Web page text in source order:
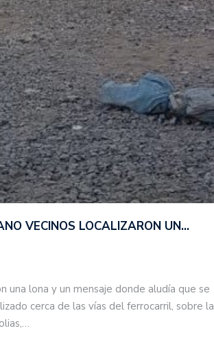
VECINOS LOCALIZARON UN…
una lona y un mensaje donde aludía que se
cerca de las vías del ferrocarril, sobre la